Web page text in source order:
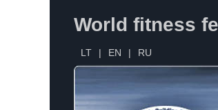
World fitness
LT | EN | RU